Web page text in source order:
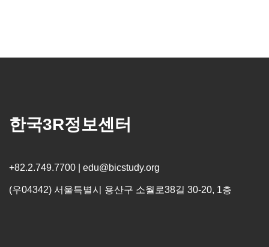
한국3R정보센터
+82.2.749.7700 | edu@bicstudy.org
(우04342) 서울특별시 용산구 소월로38길 30-20, 1층